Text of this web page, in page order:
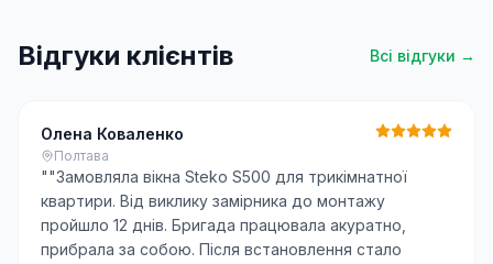
Відгуки клієнтів Всі відгуки →
Олена Коваленко
Полтава
""Замовляла вікна Steko S500 для трикімнатної
квартири. Від виклику замірника до монтажу
пройшло 12 днів. Бригада працювала акуратно,
прибрала за собою. Після встановлення стало